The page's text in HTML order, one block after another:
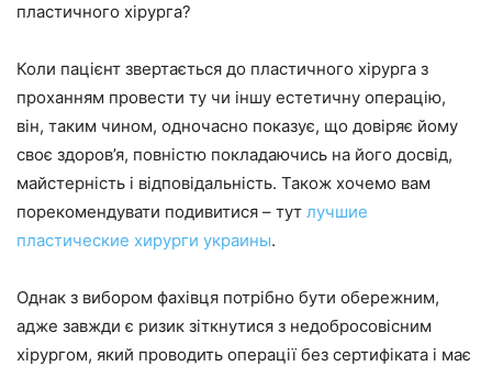
пластичного хірурга?
Коли пацієнт звертається до пластичного хірурга з
проханням провести ту чи іншу естетичну операцію,
він, таким чином, одночасно показує, що довіряє йому
своє здоров’я, повністю покладаючись на його досвід,
майстерність і відповідальність. Також хочемо вам
порекомендувати подивитися – тут лучшие
пластические хирурги украины.
Однак з вибором фахівця потрібно бути обережним,
адже завжди є ризик зіткнутися з недобросовісним
хірургом, який проводить операції без сертифіката і має